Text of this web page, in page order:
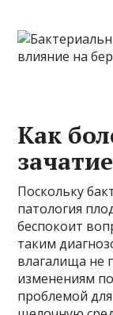
Как
Поскольку
патология
беспокоит
таким
влагалища не
изменениям
проблемой